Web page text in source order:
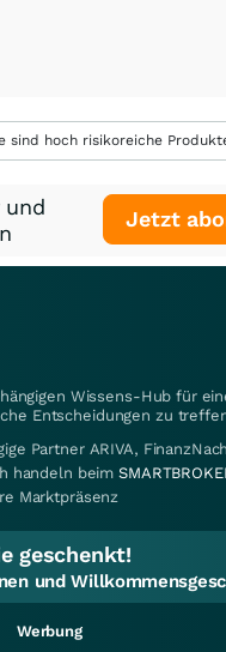
hoch risikoreiche
und
Jetzt
Wissens-Hub für
Entscheidungen zu
Partner ARIVA,
handeln beim
Marktpräsenz
geschenkt!
und
Werbung